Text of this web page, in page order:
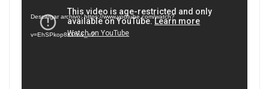
vídeo
Descargar archivo: https://www.youtube.com/watch?
v=EhSPkop8KPY&_=2